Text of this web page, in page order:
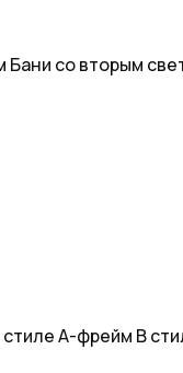
Бани со вторым
стиле А-фрейм В